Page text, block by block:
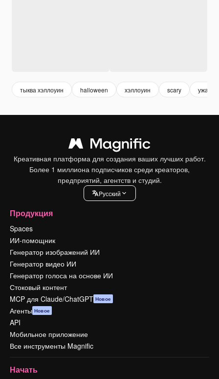
тыква хэллоуин halloween хэллоуин scary
Креативная платформа для создания ваших лучших работ.
Более 1 миллиона подписчиков среди креаторов,
предприятий, агентств и студий.
Pусский
Продукция
Spaces
ИИ-помощник
Генератор изображений ИИ
Генератор видео ИИ
Генератор голоса на основе ИИ
Стоковый контент
MCP для Claude/ChatGPT Новое
Агенты Новое
API
Мобильное приложение
Все инструменты Magnific
Начать